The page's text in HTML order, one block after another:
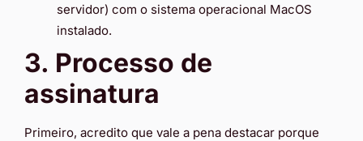
servidor) com o sistema operacional MacOS
instalado.
3. Processo de
assinatura
Primeiro, acredito que vale a pena destacar porque